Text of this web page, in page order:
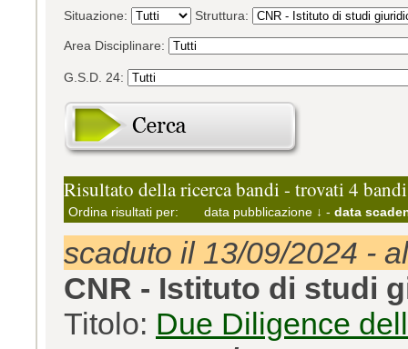
Situazione: Struttura:
Area Disciplinare:
G.S.D. 24:
Risultato della ricerca bandi - trovati 4 bandi
Ordina risultati per: data pubblicazione ↓ - data
scaduto il 13/09/2024 -
CNR - Istituto di studi
Titolo: Due Diligence